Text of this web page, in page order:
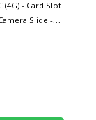
(4G) - Card Slot
Slide -